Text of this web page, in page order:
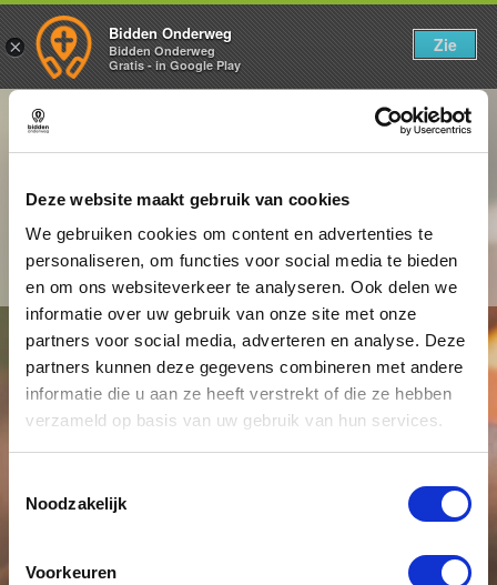
Deze website maakt gebruik van cookies
We gebruiken cookies om content en advertenties te
personaliseren, om functies voor social media te bieden
en om ons websiteverkeer te analyseren. Ook delen we
informatie over uw gebruik van onze site met onze
partners voor social media, adverteren en analyse. Deze
partners kunnen deze gegevens combineren met andere
informatie die u aan ze heeft verstrekt of die ze hebben
verzameld op basis van uw gebruik van hun services.
Noodzakelijk
Voorkeuren
Een gebed voor als ik me
afgezwezen voel
Voorgedragen door een vrouw
×
Bidden Onderweg
Bidden Onderweg
Gratis - in Google Play
Zie